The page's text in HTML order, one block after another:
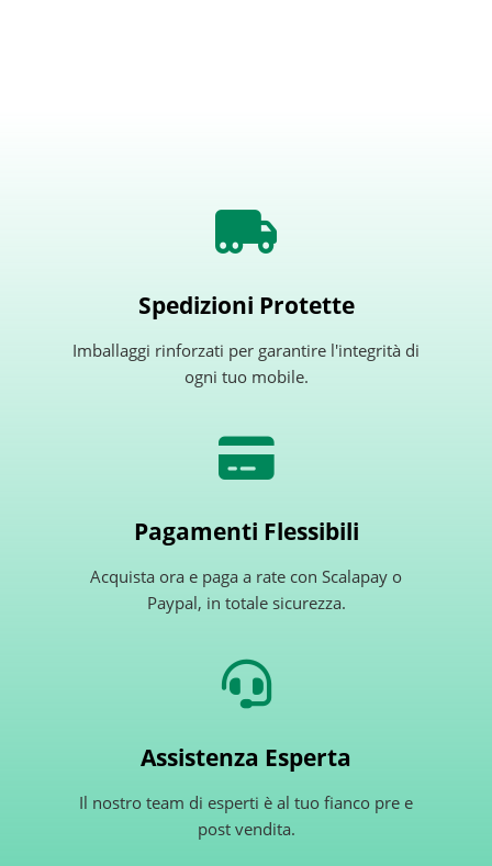
Spedizioni Protette
Imballaggi rinforzati per garantire l'integrità di
ogni tuo mobile.
Pagamenti Flessibili
Acquista ora e paga a rate con Scalapay o
Paypal, in totale sicurezza.
Assistenza Esperta
Il nostro team di esperti è al tuo fianco pre e
post vendita.